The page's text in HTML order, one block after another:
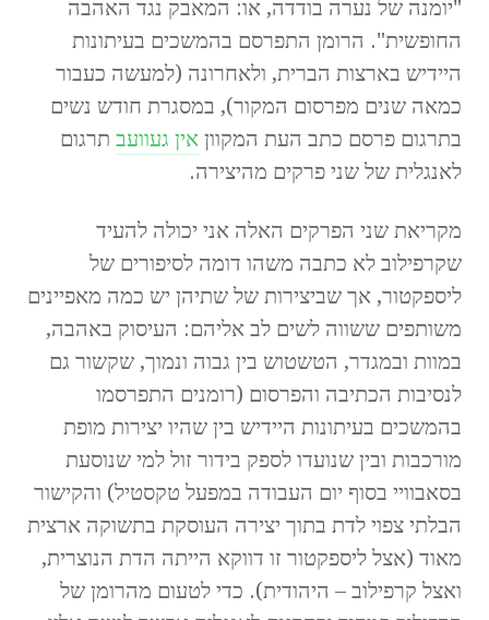
"יומנה של נערה בודדה, או: המאבק נגד האהבה
החופשית". הרומן התפרסם בהמשכים בעיתונות
היידיש בארצות הברית, ולאחרונה (למעשה כעבור
כמאה שנים מפרסום המקור), במסגרת חודש נשים
בתרגום פרסם כתב העת המקוון אין געוועב תרגום
לאנגלית של שני פרקים מהיצירה.
מקריאת שני הפרקים האלה אני יכולה להעיד
שקרפילוב לא כתבה משהו דומה לסיפורים של
ליספקטור, אך שביצירות של שתיהן יש כמה מאפיינים
משותפים ששווה לשים לב אליהם: העיסוק באהבה,
במוות ובמגדר, הטשטוש בין גבוה ונמוך, שקשור גם
לנסיבות הכתיבה והפרסום (רומנים התפרסמו
בהמשכים בעיתונות היידיש בין שהיו יצירות מופת
מורכבות ובין שנועדו לספק בידור זול למי שנוסעת
בסאבוויי בסוף יום העבודה במפעל טקסטיל) והקישור
הבלתי צפוי לדת בתוך יצירה העוסקת בתשוקה ארצית
מאוד (אצל ליספקטור זו דווקא הייתה הדת הנוצרית,
ואצל קרפילוב – היהודית). כדי לטעום מהרומן של